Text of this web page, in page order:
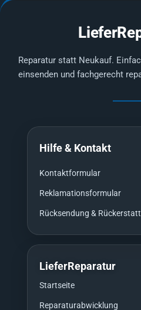
Reparatur statt Neukauf.
einsenden und fachgerecht
Hilfe & Kontakt
Kontaktformular
Reklamationsformular
Rücksendung &
LieferReparatur
Startseite
Reparaturabwicklung